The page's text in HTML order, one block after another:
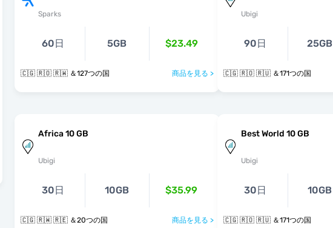
Sparks
60日 5GB $23.49
🇨🇬 🇷🇴 🇷🇼 ＆127つの国 商品を見る >
Ubigi
90日 25GB
🇨🇬 🇷🇴 🇷🇺 ＆171つの国
Africa 10 GB
Ubigi
30日 10GB $35.99
🇨🇬 🇷🇼 🇷🇪 ＆20つの国 商品を見る >
Best World 10 GB
Ubigi
30日 10GB
🇨🇬 🇷🇴 🇷🇺 ＆171つの国